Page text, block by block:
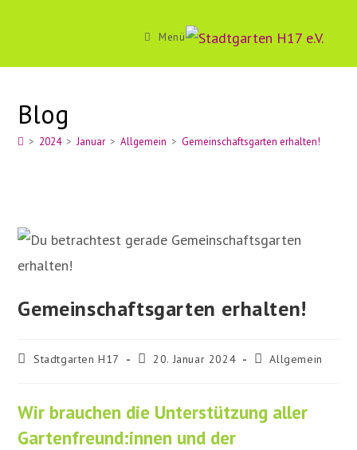
Menü
Blog
> 2024 > Januar > Allgemein > Gemeinschaftsgarten erhalten!
Gemeinschaftsgarten erhalten!
Beitrags-
Stadtgarten H17
Beitrag
20. Januar 2024
Beitrags-
Allgemein
Wir brauchen die Unterstützung aller
Gartenfreund:innen und der